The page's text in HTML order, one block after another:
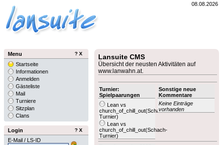
08.08.2026
Lansuite CMS
Übersicht der neusten Aktivitäten auf
www.lanwahn.at.
Turnier:
Spielpaarungen
Lean vs
church_of_chill_out(Schach-
Turnier)
Lean vs
church_of_chill_out(Schach-
Turnier)
Sonstige neue
Kommentare
Keine Einträge
vorhanden
Menu ? X
Startseite
Informationen
Anmelden
Gästeliste
Mail
Turniere
Sitzplan
Clans
Login ? X
E-Mail / LS-ID